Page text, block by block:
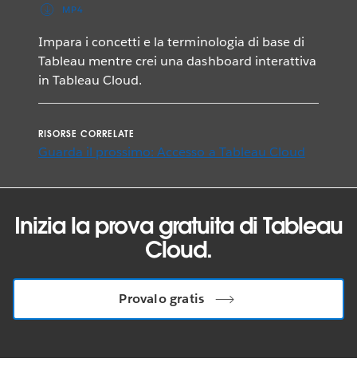
MP4
Impara i concetti e la terminologia di base di
Tableau mentre crei una dashboard interattiva
in Tableau Cloud.
RISORSE CORRELATE
Guarda il prossimo: Accesso a Tableau Cloud
Inizia la prova gratuita di Tableau
Cloud.
Provalo gratis